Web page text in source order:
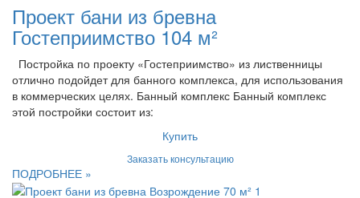
Проект бани из бревна
Гостеприимство 104 м²
Постройка по проекту «Гостеприимство» из лиственницы
отлично подойдет для банного комплекса, для использования
в коммерческих целях. Банный комплекс Банный комплекс
этой постройки состоит из:
Купить
Заказать консультацию
ПОДРОБНЕЕ »